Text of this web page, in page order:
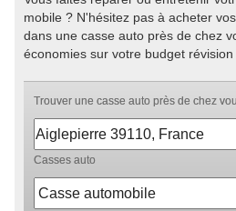
mobile ? N'hésitez pas à acheter
dans une casse auto près de chez
économies sur votre budget révision